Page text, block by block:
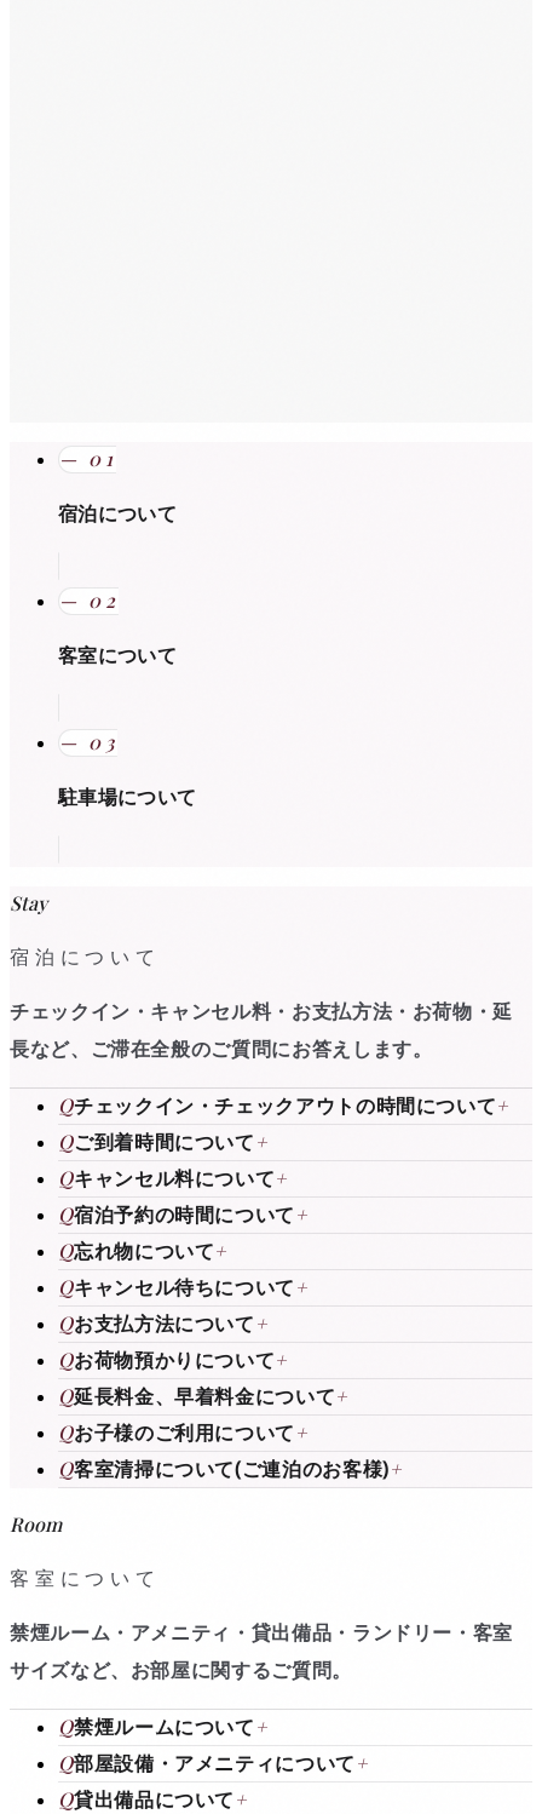
— 01
宿泊について
— 02
客室について
— 03
駐車場について
Stay
宿泊について
チェックイン・キャンセル料・お支払方法・お荷物・延
長など、ご滞在全般のご質問にお答えします。
Qチェックイン・チェックアウトの時間について+
Qご到着時間について+
Qキャンセル料について+
Q宿泊予約の時間について+
Q忘れ物について+
Qキャンセル待ちについて+
Qお支払方法について+
Qお荷物預かりについて+
Q延長料金、早着料金について+
Qお子様のご利用について+
Q客室清掃について(ご連泊のお客様)+
Room
客室について
禁煙ルーム・アメニティ・貸出備品・ランドリー・客室
サイズなど、お部屋に関するご質問。
Q禁煙ルームについて+
Q部屋設備・アメニティについて+
Q貸出備品について+